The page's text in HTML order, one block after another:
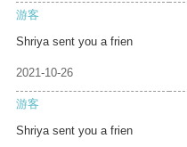
游客
Shriya sent you a frien
2021-10-26
游客
Shriya sent you a frien